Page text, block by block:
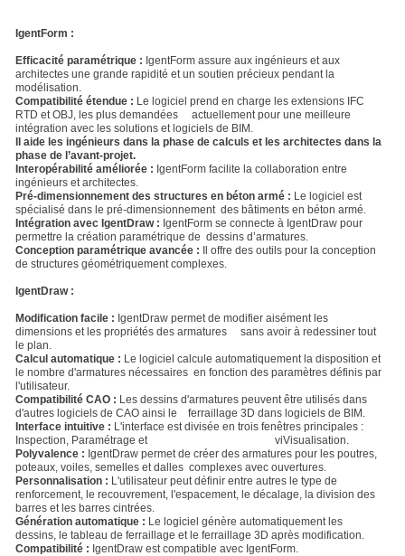
IgentForm :
Efficacité paramétrique : IgentForm assure aux ingénieurs et aux
architectes une grande rapidité et un soutien précieux pendant la
modélisation.
Compatibilité étendue : Le logiciel prend en charge les extensions IFC
RTD et OBJ, les plus demandées actuellement pour une meilleure
intégration avec les solutions et logiciels de BIM.
Il aide les ingénieurs dans la phase de calculs et les architectes dans la
phase de l’avant-projet.
Interopérabilité améliorée : IgentForm facilite la collaboration entre
ingénieurs et architectes.
Pré-dimensionnement des structures en béton armé : Le logiciel est
spécialisé dans le pré-dimensionnement des bâtiments en béton armé.
Intégration avec IgentDraw : IgentForm se connecte à IgentDraw pour
permettre la création paramétrique de dessins d’armatures.
Conception paramétrique avancée :
Il offre des outils pour la conception
de structures géométriquement complexes.
IgentDraw :
Modification facile : IgentDraw permet de modifier aisément les
dimensions et les propriétés des armatures sans avoir à redessiner tout
le plan.
Calcul automatique : Le logiciel calcule automatiquement la disposition et
le nombre d'armatures nécessaires en fonction des paramètres définis par
l'utilisateur.
Compatibilité CAO : Les dessins d'armatures peuvent être utilisés dans
d'autres logiciels de CAO ainsi le ferraillage 3D dans logiciels de BIM.
Interface intuitive : L'interface est divisée en trois fenêtres principales :
Inspection, Paramétrage et viVisualisation.
Polyvalence : IgentDraw permet de créer des armatures pour les poutres,
poteaux, voiles, semelles et dalles complexes avec ouvertures.
Personnalisation : L'utilisateur peut définir entre autres le type de
renforcement, le recouvrement, l'espacement, le décalage, la division des
barres et les barres cintrées.
Génération automatique : Le logiciel génère automatiquement les
dessins, le tableau de ferraillage et le ferraillage 3D après modification.
Compatibilité : IgentDraw est compatible avec IgentForm.